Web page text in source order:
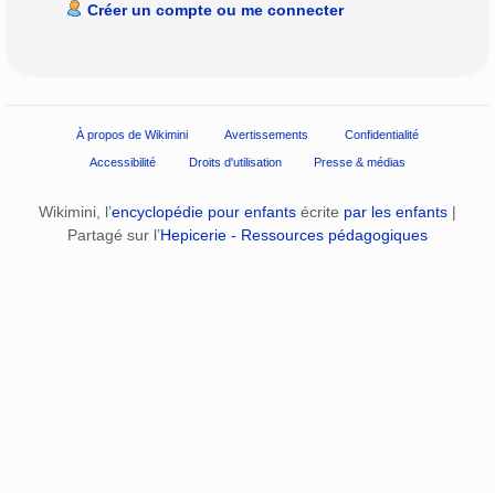
Créer un compte ou me connecter
À propos de Wikimini Avertissements Confidentialité
Accessibilité Droits d'utilisation Presse & médias
Wikimini, l’encyclopédie pour enfants écrite par les enfants |
Partagé sur l’Hepicerie - Ressources pédagogiques